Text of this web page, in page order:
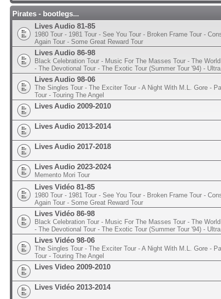
Pirates - bootlegs...
Lives Audio 81-85
1980 Tour - 1981 Tour - See You Tour - Broken Frame Tour -
Again Tour - Some Great Reward Tour
Lives Audio 86-98
Black Celebration Tour - Music For The Masses Tour - The
- The Devotional Tour - The Exotic Tour (Summer Tour '94) -
Lives Audio 98-06
The Singles Tour - The Exciter Tour - A Night With M.L. Gore -
Tour - Touring The Angel
Lives Audio 2009-2010
Lives Audio 2013-2014
Lives Audio 2017-2018
Lives Audio 2023-2024
Memento Mori Tour
Lives Vidéo 81-85
1980 Tour - 1981 Tour - See You Tour - Broken Frame Tour -
Again Tour - Some Great Reward Tour
Lives Vidéo 86-98
Black Celebration Tour - Music For The Masses Tour - The
- The Devotional Tour - The Exotic Tour (Summer Tour '94) -
Lives Vidéo 98-06
The Singles Tour - The Exciter Tour - A Night With M.L. Gore -
Tour - Touring The Angel
Lives Video 2009-2010
Lives Vidéo 2013-2014